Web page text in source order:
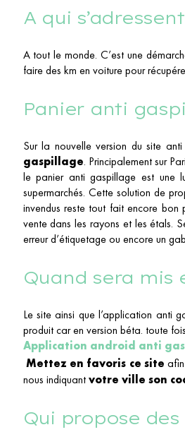
A qui
A tout le monde. C’est une
faire des km en voiture pour
Panier anti
Sur la nouvelle version du site
gaspillage. Principalement sur
le panier anti gaspillage est une
supermarchés. Cette solution de
invendus reste tout fait encore bon
vente dans les rayons et les étals.
erreur d’étiquetage ou encore un
Quand sera mis
Le site ainsi que l’application anti
produit car en version béta. toute
Application android anti
Mettez en favoris ce site
nous indiquantvotre ville son
Qui propose